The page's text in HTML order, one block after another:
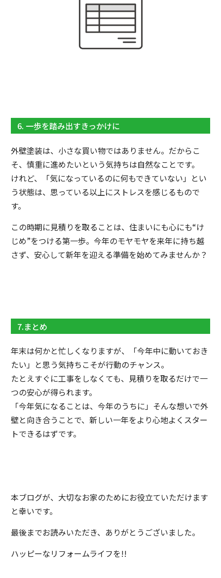
6. 一歩を踏み出すきっかけに
外壁塗装は、小さな買い物ではありません。だからこ
そ、慎重に進めたいという気持ちは自然なことです。
けれど、「気になっているのに何もできていない」とい
う状態は、思っている以上にストレスを感じるもので
す。
この時期に見積りを取ることは、住まいにも心にも“け
じめ”をつける第一歩。今年のモヤモヤを来年に持ち越
さず、安心して新年を迎える準備を始めてみませんか？
7.まとめ
年末は何かと忙しくなりますが、「今年中に動いておき
たい」と思う気持ちこそが行動のチャンス。
たとえすぐに工事をしなくても、見積りを取るだけで一
つの安心が得られます。
「今年気になることは、今年のうちに」そんな想いで外
壁と向き合うことで、新しい一年をより心地よくスター
トできるはずです。
本ブログが、大切なお家のためにお役立ていただけます
と幸いです。
最後までお読みいただき、ありがとうございました。
ハッピーなリフォームライフを!!